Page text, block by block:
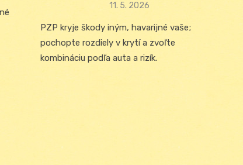
Posted
11. 5. 2026
PZP kryje škody iným, havarijné vaše;
pochopte rozdiely v krytí a zvoľte
kombináciu podľa auta a rizík.